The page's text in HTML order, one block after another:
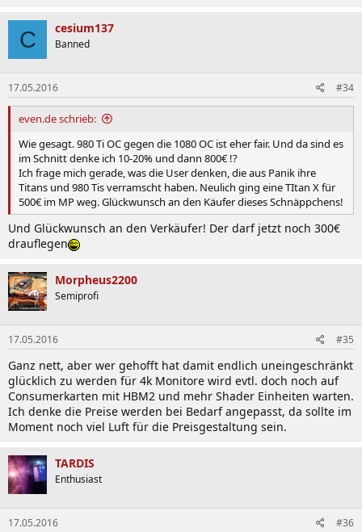
C cesium137
Banned
17.05.2016 #34
even.de schrieb:
Wie gesagt. 980 Ti OC gegen die 1080 OC ist eher fair. Und da sind es
im Schnitt denke ich 10-20% und dann 800€ !?
Ich frage mich gerade, was die User denken, die aus Panik ihre
Titans und 980 Tis verramscht haben. Neulich ging eine TItan X für
500€ im MP weg. Glückwunsch an den Käufer dieses Schnäppchens!
Und Glückwunsch an den Verkäufer! Der darf jetzt noch 300€
drauflegen
Morpheus2200
Semiprofi
17.05.2016 #35
Ganz nett, aber wer gehofft hat damit endlich uneingeschränkt
glücklich zu werden für 4k Monitore wird evtl. doch noch auf
Consumerkarten mit HBM2 und mehr Shader Einheiten warten.
Ich denke die Preise werden bei Bedarf angepasst, da sollte im
Moment noch viel Luft für die Preisgestaltung sein.
TARDIS
Enthusiast
17.05.2016 #36